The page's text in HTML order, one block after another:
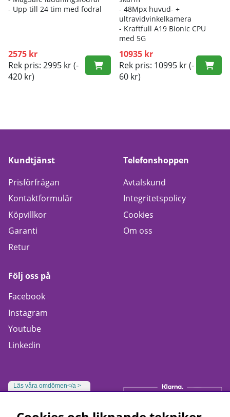
- Upp till 24 tim med fodral
2575 kr
Rek pris: 2995 kr(-
420 kr)
- 48Mpx huvud- +
ultravidvinkelkamera
- Kraftfull A19 Bionic CPU
med 5G
10935 kr
Rek pris: 10995 kr(-
60 kr)
Kundtjänst
Prisförfrågan
Kontaktformulär
Köpvillkor
Garanti
Retur
Telefonshoppen
Avtalskund
Integritetspolicy
Cookies
Om oss
Följ oss på
Facebook
Instagram
Youtube
Linkedin
Läs våra omdömen</a >